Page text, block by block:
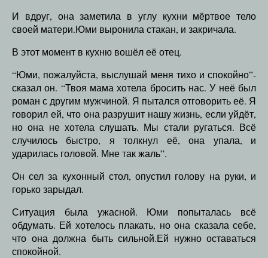
И вдруг, она заметила в углу кухни мёртвое тело
своей матери.Юми выронила стакан, и закричала.
В этот момент в кухню вошёл её отец.
“Юми, пожалуйста, выслушай меня тихо и спокойно”-
сказал он. “Твоя мама хотела бросить нас. У неё был
роман с другим мужчиной. Я пытался отговорить её. Я
говорил ей, что она разрушит нашу жизнь, если уйдёт,
но она не хотела слушать. Мы стали ругаться. Всё
случилось быстро, я толкнул её, она упала, и
ударилась головой. Мне так жаль”.
Он сел за кухонный стол, опустил голову на руки, и
горько зарыдал.
Ситуация была ужасной. Юми попыталась всё
обдумать. Ей хотелось плакать, но она сказала себе,
что она должна быть сильной.Ей нужно оставаться
спокойной.